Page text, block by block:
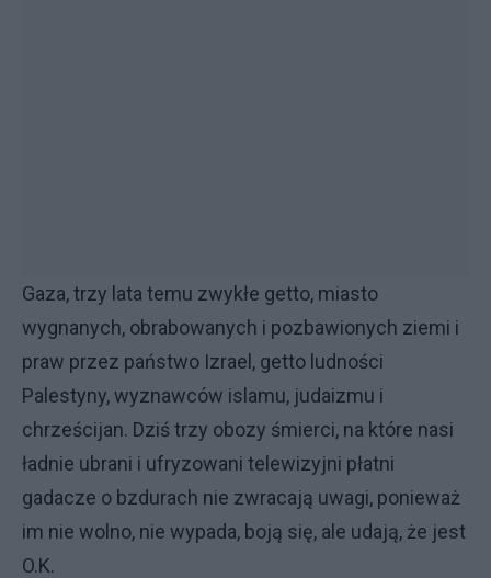
Gaza, trzy lata temu zwykłe getto, miasto
wygnanych, obrabowanych i pozbawionych ziemi i
praw przez państwo Izrael, getto ludności
Palestyny, wyznawców islamu, judaizmu i
chrześcijan. Dziś trzy obozy śmierci, na które nasi
ładnie ubrani i ufryzowani telewizyjni płatni
gadacze o bzdurach nie zwracają uwagi, ponieważ
im nie wolno, nie wypada, boją się, ale udają, że jest
O.K.